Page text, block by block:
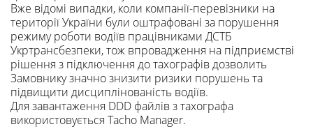
Вже відомі випадки, коли компанії-перевізники на
території України були оштрафовані за порушення
режиму роботи водіїв працівниками ДСТБ
Укртрансбезпеки, тож впровадження на підприємстві
рішення з підключення до тахографів дозволить
Замовнику значно знизити ризики порушень та
підвищити дисциплінованість водіїв.
Для завантаження DDD файлів з тахографа
використовується Tacho Manager.